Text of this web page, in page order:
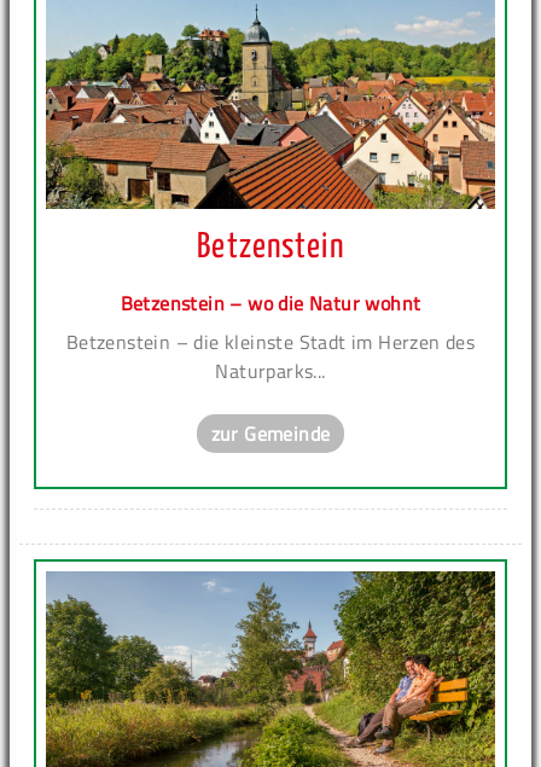
Betzenstein
Betzenstein – wo die Natur wohnt
Betzenstein – die kleinste Stadt im Herzen des
Naturparks...
zur Gemeinde